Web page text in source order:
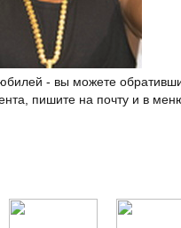
юбилей - вы можете
пишите на почту и в меню